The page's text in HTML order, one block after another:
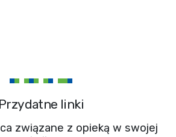
Przydatne linki
związane z opieką w swojej